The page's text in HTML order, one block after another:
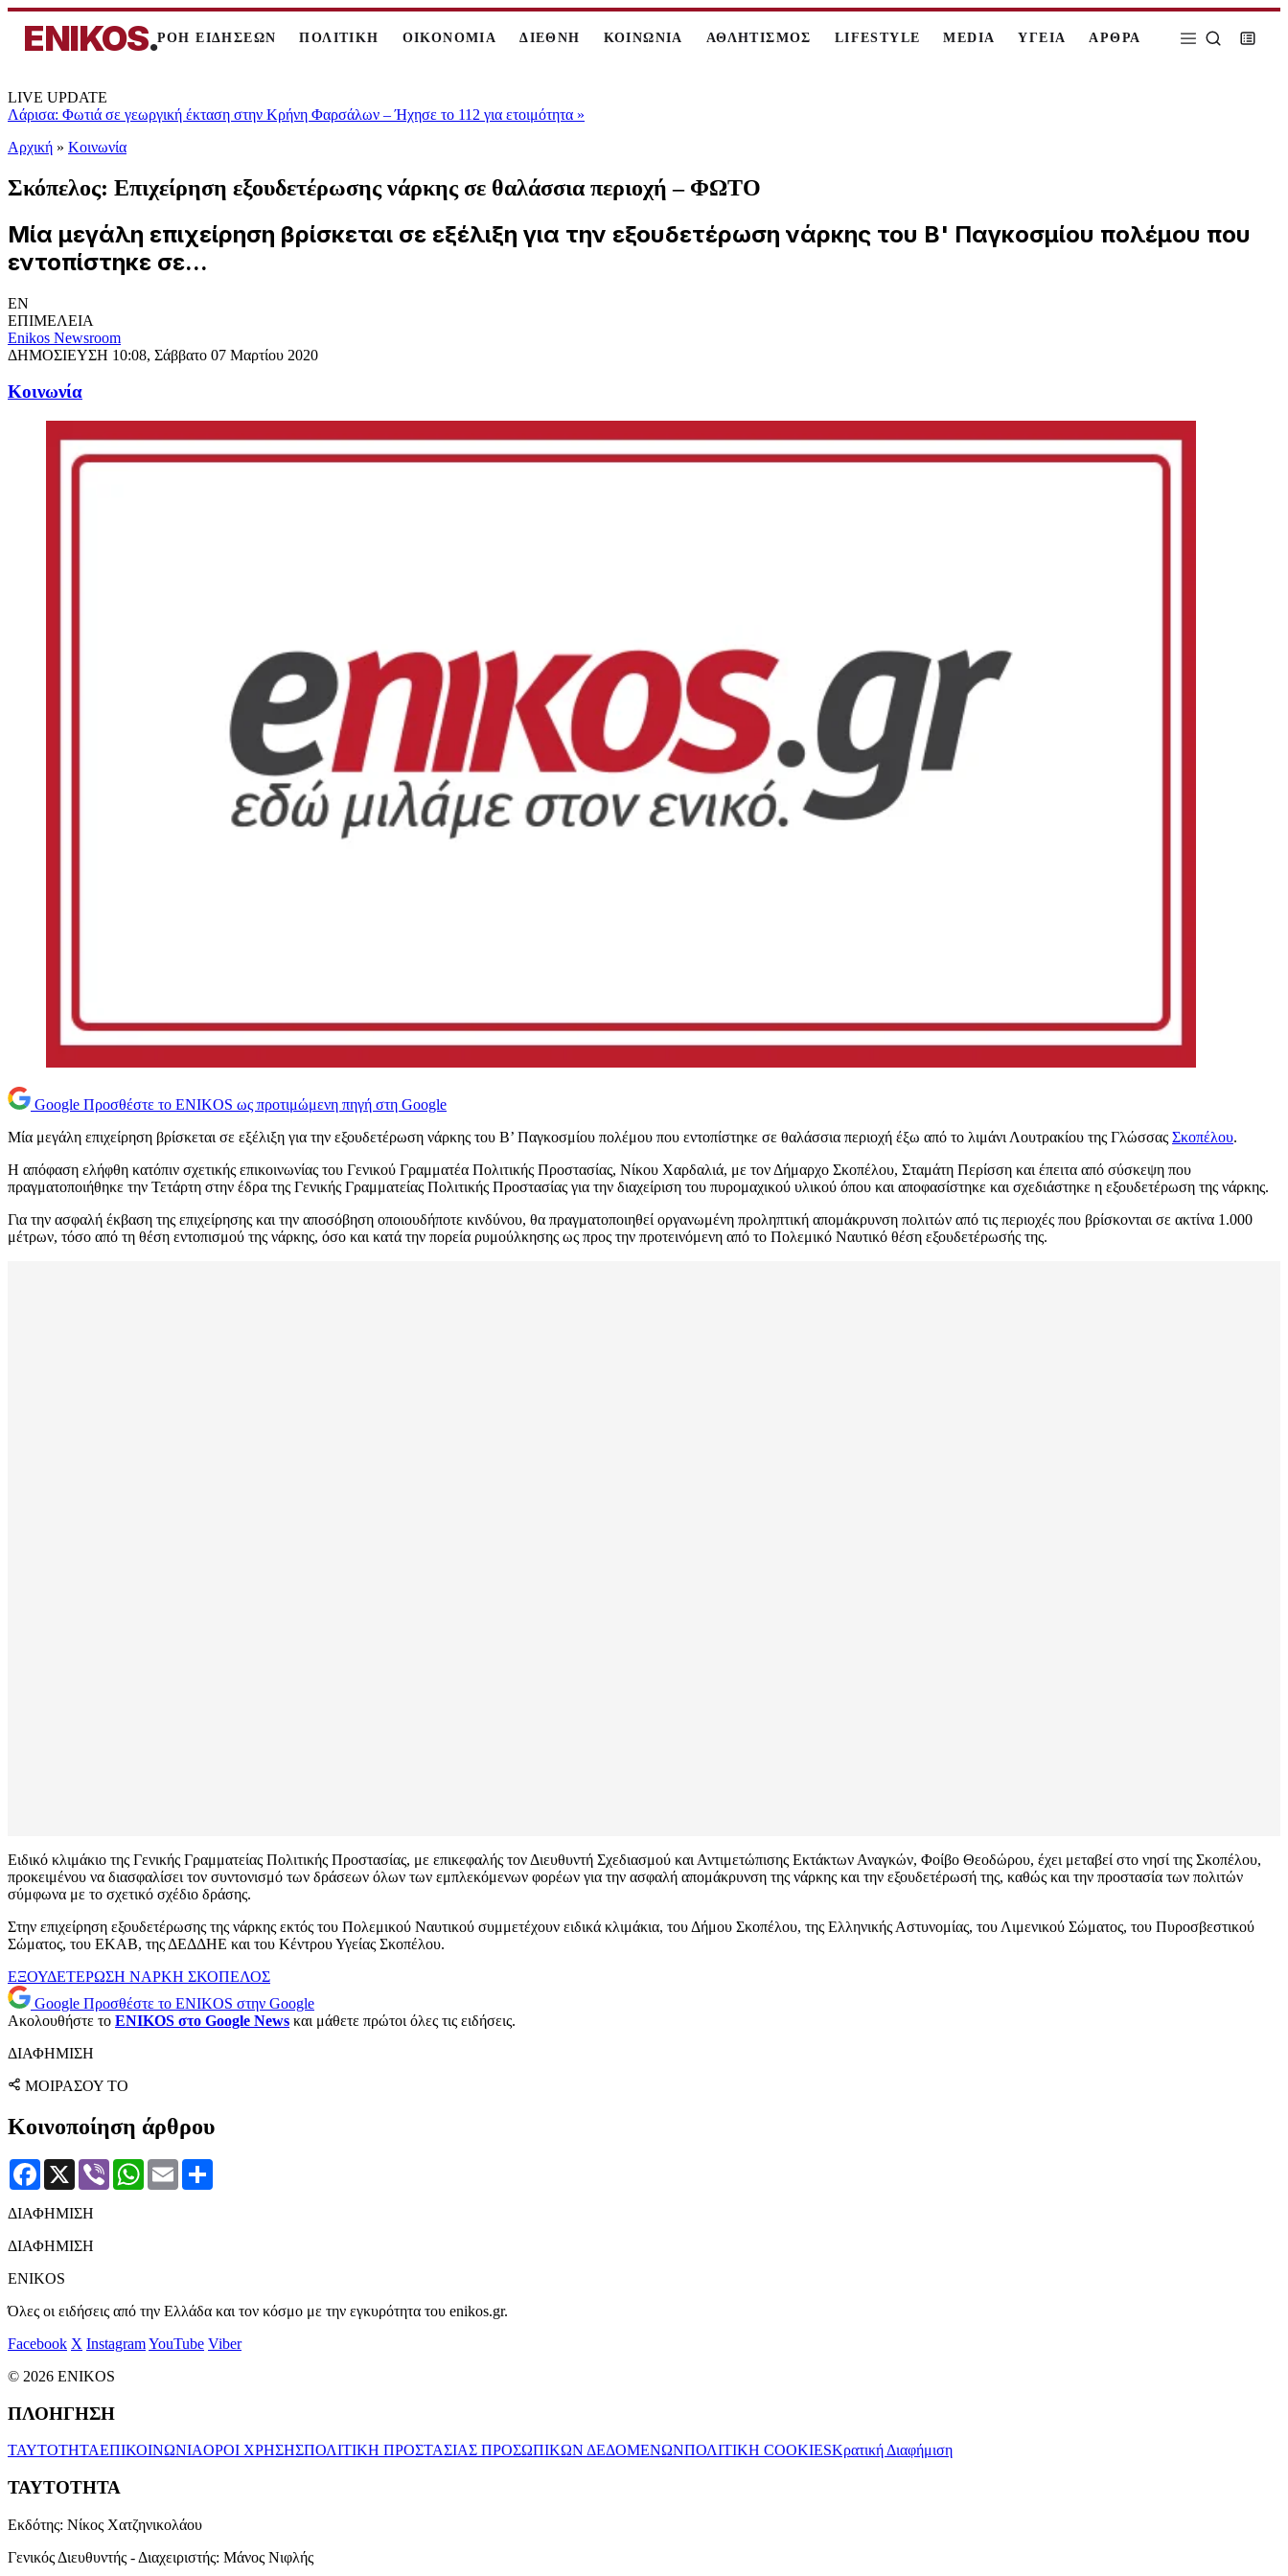
ENIKOS.ΡΟΗ ΕΙΔΗΣΕΩΝ ΠΟΛΙΤΙΚΗ ΟΙΚΟΝΟΜΙΑ ΔΙΕΘΝΗ ΚΟΙΝΩΝΙΑ ΑΘΛΗΤΙΣΜΟΣ LIFESTYLE MEDIA ΥΓΕΙΑ ΑΡΘΡΑ
LIVE UPDATE
Λάρισα: Φωτιά σε γεωργική έκταση στην Κρήνη Φαρσάλων – Ήχησε το 112 για ετοιμότητα »
Αρχική » Κοινωνία
Σκόπελος: Επιχείρηση εξουδετέρωσης νάρκης σε θαλάσσια περιοχή – ΦΩΤΟ
Μία μεγάλη επιχείρηση βρίσκεται σε εξέλιξη για την εξουδετέρωση νάρκης του Β' Παγκοσμίου πολέμου που
εντοπίστηκε σε...
EN
ΕΠΙΜΕΛΕΙΑ
Enikos Newsroom
ΔΗΜΟΣΙΕΥΣΗ 10:08, Σάββατο 07 Μαρτίου 2020
Κοινωνία
Google Προσθέστε το ENIKOS ως προτιμώμενη πηγή στη Google
Μία μεγάλη επιχείρηση βρίσκεται σε εξέλιξη για την εξουδετέρωση νάρκης του Β’ Παγκοσμίου πολέμου που εντοπίστηκε σε θαλάσσια περιοχή έξω από το λιμάνι Λουτρακίου της Γλώσσας Σκοπέλου.
Η απόφαση ελήφθη κατόπιν σχετικής επικοινωνίας του Γενικού Γραμματέα Πολιτικής Προστασίας, Νίκου Χαρδαλιά, με τον Δήμαρχο Σκοπέλου, Σταμάτη Περίσση και έπειτα από σύσκεψη που
πραγματοποιήθηκε την Τετάρτη στην έδρα της Γενικής Γραμματείας Πολιτικής Προστασίας για την διαχείριση του πυρομαχικού υλικού όπου και αποφασίστηκε και σχεδιάστηκε η εξουδετέρωση της νάρκης.
Για την ασφαλή έκβαση της επιχείρησης και την αποσόβηση οποιουδήποτε κινδύνου, θα πραγματοποιηθεί οργανωμένη προληπτική απομάκρυνση πολιτών από τις περιοχές που βρίσκονται σε ακτίνα 1.000
μέτρων, τόσο από τη θέση εντοπισμού της νάρκης, όσο και κατά την πορεία ρυμούλκησης ως προς την προτεινόμενη από το Πολεμικό Ναυτικό θέση εξουδετέρωσής της.
Ειδικό κλιμάκιο της Γενικής Γραμματείας Πολιτικής Προστασίας, με επικεφαλής τον Διευθυντή Σχεδιασμού και Αντιμετώπισης Εκτάκτων Αναγκών, Φοίβο Θεοδώρου, έχει μεταβεί στο νησί της Σκοπέλου,
προκειμένου να διασφαλίσει τον συντονισμό των δράσεων όλων των εμπλεκόμενων φορέων για την ασφαλή απομάκρυνση της νάρκης και την εξουδετέρωσή της, καθώς και την προστασία των πολιτών
σύμφωνα με το σχετικό σχέδιο δράσης.
Στην επιχείρηση εξουδετέρωσης της νάρκης εκτός του Πολεμικού Ναυτικού συμμετέχουν ειδικά κλιμάκια, του Δήμου Σκοπέλου, της Ελληνικής Αστυνομίας, του Λιμενικού Σώματος, του Πυροσβεστικού
Σώματος, του ΕΚΑΒ, της ΔΕΔΔΗΕ και του Κέντρου Υγείας Σκοπέλου.
ΕΞΟΥΔΕΤΕΡΩΣΗ ΝΑΡΚΗ ΣΚΟΠΕΛΟΣ
Google Προσθέστε το ENIKOS στην Google
Ακολουθήστε το ENIKOS στο Google News και μάθετε πρώτοι όλες τις ειδήσεις.
ΔΙΑΦΗΜΙΣΗ
ΜΟΙΡΑΣΟΥ ΤΟ
Κοινοποίηση άρθρου
Facebook
X Viber WhatsApp
Email
ΔΙΑΦΗΜΙΣΗ
ΔΙΑΦΗΜΙΣΗ
ENIKOS
Όλες οι ειδήσεις από την Ελλάδα και τον κόσμο με την εγκυρότητα του enikos.gr.
Facebook X InstagramYouTube Viber
© 2026 ENIKOS
ΠΛΟΗΓΗΣΗ
ΤΑΥΤΟΤΗΤΑΕΠΙΚΟΙΝΩΝΙΑΟΡΟΙ ΧΡΗΣΗΣΠΟΛΙΤΙΚΗ ΠΡΟΣΤΑΣΙΑΣ ΠΡΟΣΩΠΙΚΩΝ ΔΕΔΟΜΕΝΩΝΠΟΛΙΤΙΚΗ COOKIESΚρατική Διαφήμιση
ΤΑΥΤΟΤΗΤΑ
Εκδότης: Νίκος Χατζηνικολάου
Γενικός Διευθυντής - Διαχειριστής: Μάνος Νιφλής